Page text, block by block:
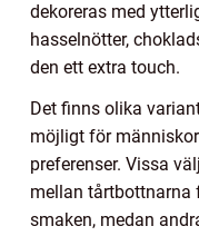
dekoreras med
hasselnötter,
den ett extra touch.
Det finns olika
möjligt för
preferenser. Vissa
mellan tårtbottnarna
smaken, medan